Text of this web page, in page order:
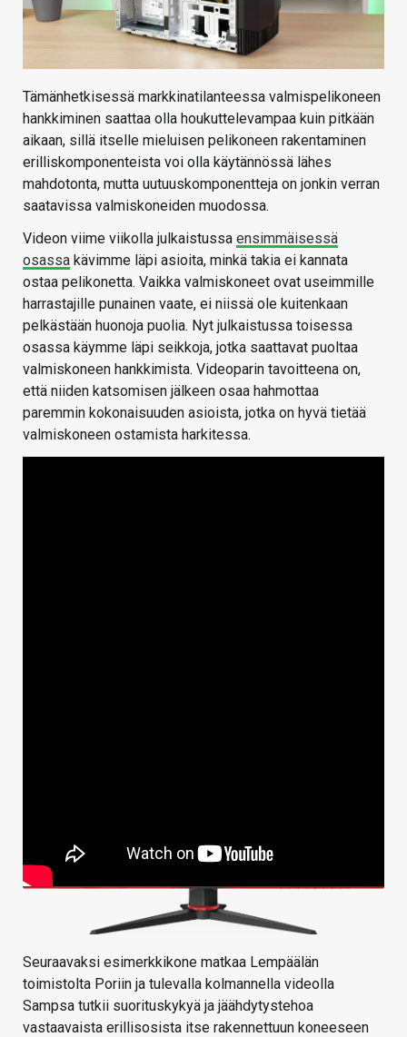
Tämänhetkisessä markkinatilanteessa valmispelikoneen
hankkiminen saattaa olla houkuttelevampaa kuin pitkään
aikaan, sillä itselle mieluisen pelikoneen rakentaminen
erilliskomponenteista voi olla käytännössä lähes
mahdotonta, mutta uutuuskomponentteja on jonkin verran
saatavissa valmiskoneiden muodossa.
Videon viime viikolla julkaistussa ensimmäisessä
osassa kävimme läpi asioita, minkä takia ei kannata
ostaa pelikonetta. Vaikka valmiskoneet ovat useimmille
harrastajille punainen vaate, ei niissä ole kuitenkaan
pelkästään huonoja puolia. Nyt julkaistussa toisessa
osassa käymme läpi seikkoja, jotka saattavat puoltaa
valmiskoneen hankkimista. Videoparin tavoitteena on,
että niiden katsomisen jälkeen osaa hahmottaa
paremmin kokonaisuuden asioista, jotka on hyvä tietää
valmiskoneen ostamista harkitessa.
Seuraavaksi esimerkkikone matkaa Lempäälän
toimistolta Poriin ja tulevalla kolmannella videolla
Sampsa tutkii suorituskykyä ja jäähdytystehoa
vastaavaista erillisosista itse rakennettuun koneeseen